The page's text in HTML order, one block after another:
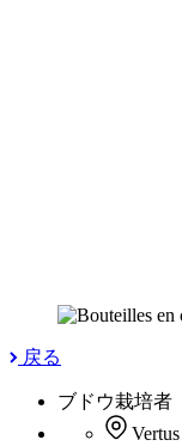
戻る
ブドウ栽培者
Vertus